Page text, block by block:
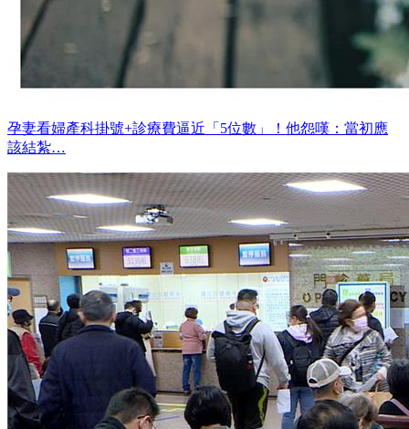
孕妻看婦產科掛號+診療費逼近「5位數」！他怨嘆：當初應
該結紮…